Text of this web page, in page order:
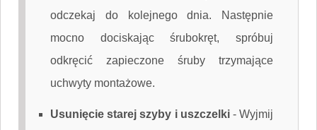
odczekaj do kolejnego dnia. Następnie
mocno dociskając śrubokręt, spróbuj
odkręcić zapieczone śruby trzymające
uchwyty montażowe.
Usunięcie starej szyby i uszczelki-Wyjmij